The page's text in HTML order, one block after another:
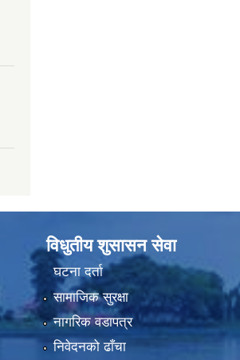
विधुतीय शुसासन सेवा
घटना दर्ता
सामाजिक सुरक्षा
नागरिक वडापत्र
निवेदनको ढाँचा